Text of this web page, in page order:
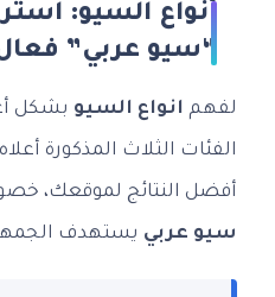
أنواع السيو:
“سيو عربي”
لفهم انواع السيو بشكل
الفئات الثلاث المذكورة
أفضل النتائج لموقعك،
سيو عربي يستهدف